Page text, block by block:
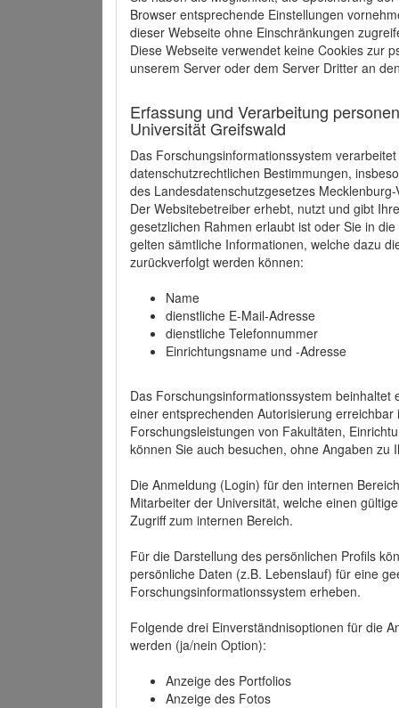
Browser entsprechende Einstellungen
dieser Webseite ohne Einschränkungen
Diese Webseite verwendet keine Cookies zur
unserem Server oder dem Server Dritter an
Erfassung und Verarbeitung
Universität Greifswald
Das Forschungsinformationssystem
datenschutzrechtlichen Bestimmungen,
des Landesdatenschutzgesetzes
Der Websitebetreiber erhebt, nutzt und gibt
gesetzlichen Rahmen erlaubt ist oder Sie in
gelten sämtliche Informationen, welche dazu
zurückverfolgt werden können:
Name
dienstliche E-Mail-Adresse
dienstliche Telefonnummer
Einrichtungsname und -Adresse
Das Forschungsinformationssystem beinhaltet
einer entsprechenden Autorisierung
Forschungsleistungen von Fakultäten,
können Sie auch besuchen, ohne Angaben zu
Die Anmeldung (Login) für den internen
Mitarbeiter der Universität, welche einen
Zugriff zum internen Bereich.
Für die Darstellung des persönlichen Profils
persönliche Daten (z.B. Lebenslauf) für eine
Forschungsinformationssystem erheben.
Folgende drei Einverständnisoptionen für die
werden (ja/nein Option):
Anzeige des Portfolios
Anzeige des Fotos